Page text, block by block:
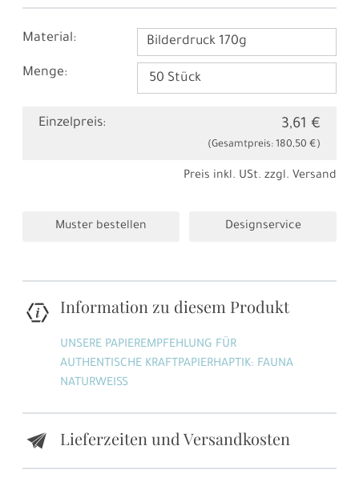
Material: Bilderdruck 170g
Menge:
Einzelpreis: 3,61 €
(Gesamtpreis: 180,50 €)
Preis inkl. USt. zzgl. Versand
Muster bestellen Designservice
Information zu diesem Produkt
UNSERE PAPIEREMPFEHLUNG FÜR
AUTHENTISCHE KRAFTPAPIERHAPTIK: FAUNA
NATURWEISS
e Lieferzeiten und Versandkosten